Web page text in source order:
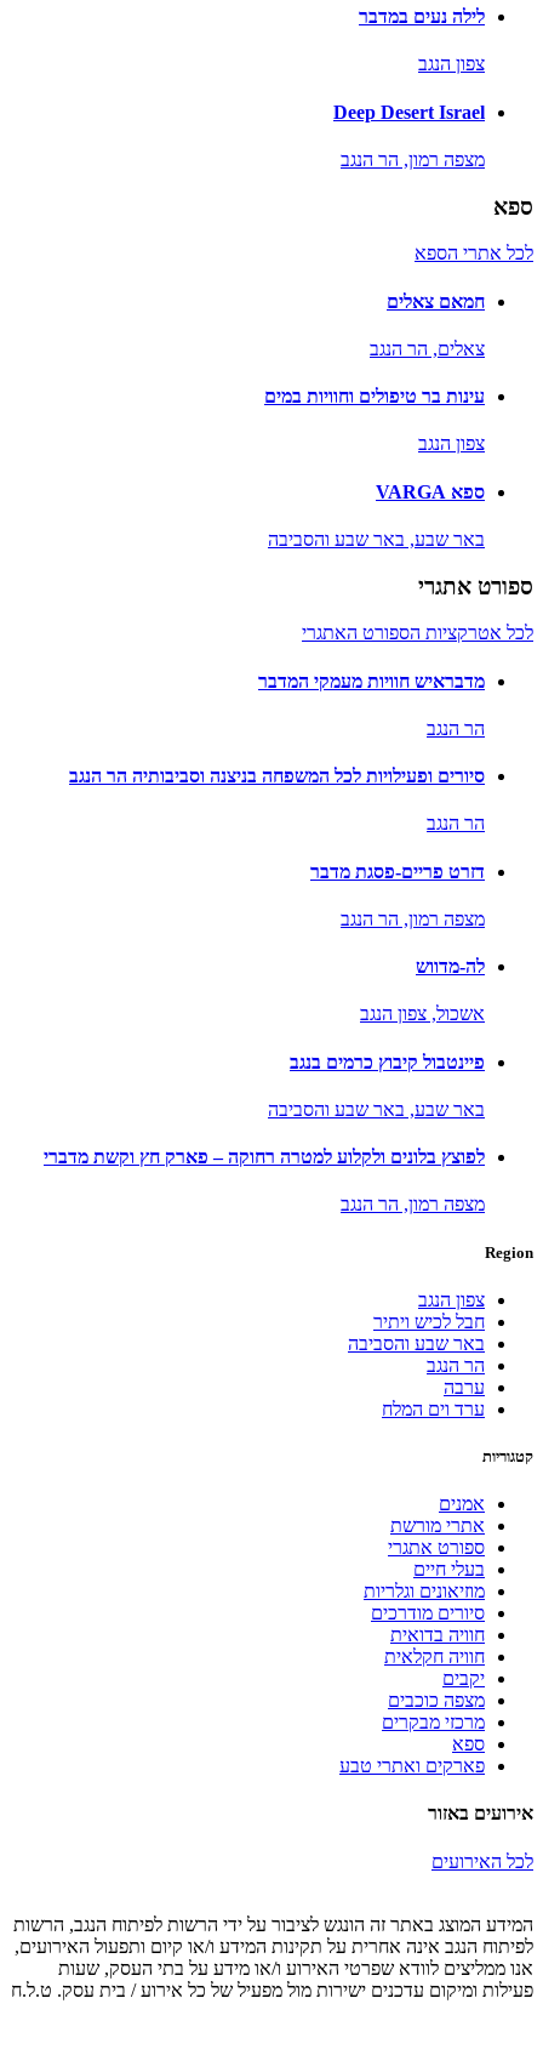
לילה נעים במדבר
צפון הנגב
Deep Desert Israel
מצפה רמון, הר הנגב
ספא
לכל אתרי הספא
חמאם צאלים
צאלים, הר הנגב
עינות בר טיפולים וחוויות במים
צפון הנגב
ספא VARGA
באר שבע, באר שבע והסביבה
ספורט אתגרי
לכל אטרקציות הספורט האתגרי
מדבראיש חוויות מעמקי המדבר
הר הנגב
סיורים ופעילויות לכל המשפחה בניצנה וסביבותיה הר הנגב
הר הנגב
דזרט פריים-פסגת מדבר
מצפה רמון, הר הנגב
לה-מדווש
אשכול, צפון הנגב
פיינטבול קיבוץ כרמים בנגב
באר שבע, באר שבע והסביבה
לפוצץ בלונים ולקלוע למטרה רחוקה – פארק חץ וקשת מדברי
מצפה רמון, הר הנגב
Region
צפון הנגב
חבל לכיש ויתיר
באר שבע והסביבה
הר הנגב
ערבה
ערד וים המלח
קטגוריות
אמנים
אתרי מורשת
ספורט אתגרי
בעלי חיים
מוזיאונים וגלריות
סיורים מודרכים
חוויה בדואית
חוויה חקלאית
יקבים
מצפה כוכבים
מרכזי מבקרים
ספא
פארקים ואתרי טבע
אירועים באזור
לכל האירועים
המידע המוצג באתר זה הונגש לציבור על ידי הרשות לפיתוח הנגב, הרשות
לפיתוח הנגב אינה אחרית על תקינות המידע ו/או קיום ותפעול האירועים,
אנו ממליצים לוודא שפרטי האירוע ו/או מידע על בתי העסק, שעות
פעילות ומיקום עדכנים ישירות מול מפעיל של כל אירוע / בית עסק. ט.ל.ח